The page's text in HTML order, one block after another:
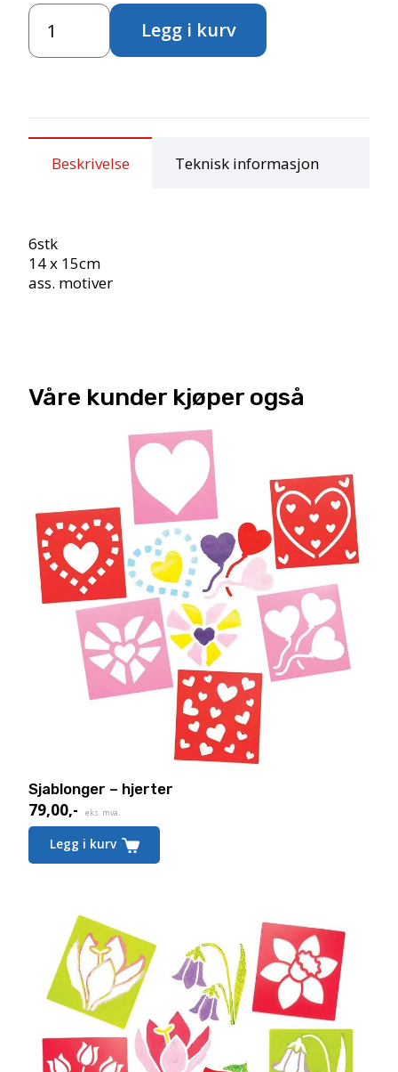
Sjablonger
"Frukt"
Legg i kurv
Beskrivelse Teknisk informasjon
6stk
14 x 15cm
ass. motiver
Våre kunder kjøper også
Sjablonger – hjerter
79,00,- eks. mva.
Legg i kurv